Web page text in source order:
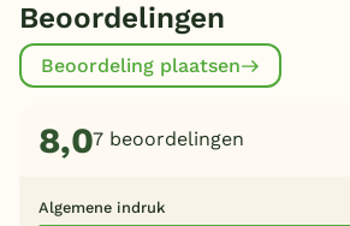
Beoordelingen
Beoordeling plaatsen
8,07 beoordelingen
Algemene indruk